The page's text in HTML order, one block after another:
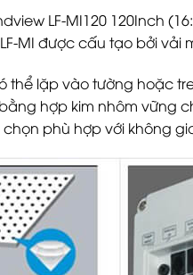
LF-MI120 120Inch
MI được cấu tạo bởi vải
thể lặp vào tường hoặc
hợp kim nhôm vững
phù hợp với không